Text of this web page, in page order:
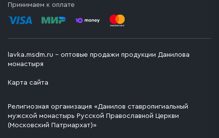
Принимаем к оплате
lavka.msdm.ru – оптовые продажи продукции Данилова
монастыря
Карта сайта
Религиозная организация «Данилов ставропигиальный
мужской монастырь Русской Православной Церкви
(Московский Патриархат)»